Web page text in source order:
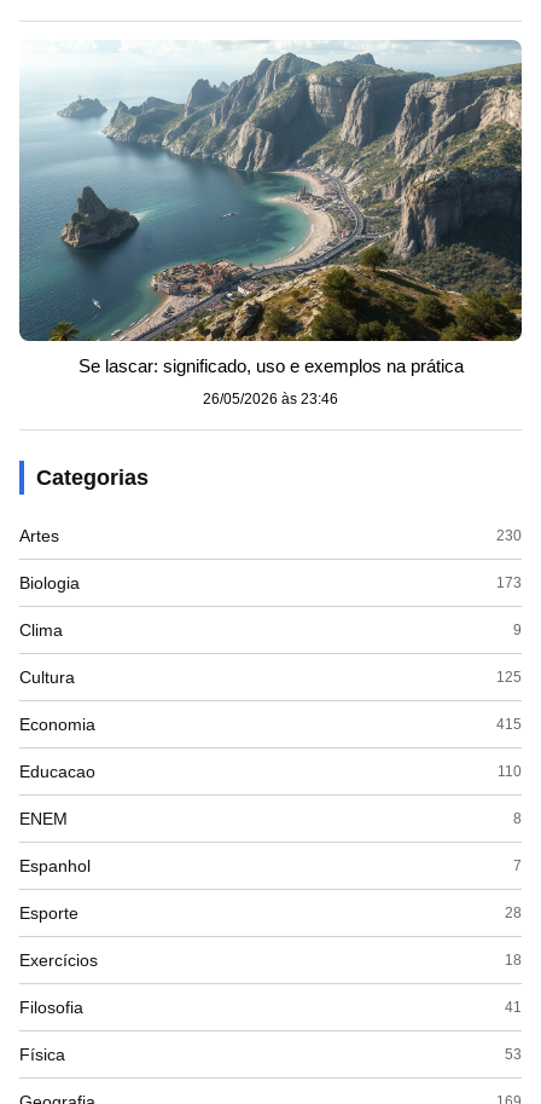
Se lascar: significado, uso e exemplos na prática
26/05/2026 às 23:46
Categorias
Artes 230
Biologia 173
Clima 9
Cultura 125
Economia 415
Educacao 110
ENEM 8
Espanhol 7
Esporte 28
Exercícios 18
Filosofia 41
Física 53